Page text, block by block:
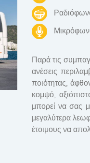
Παρά τις
ανέσεις
ποιότητας,
κομψό,
μπορεί να σας
μεγαλύτερα
έτοιμους να